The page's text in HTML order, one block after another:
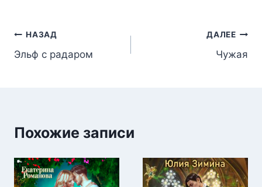
Навигация
по
НАЗАД
Эльф с радаром
ДАЛЕЕ
Чужая
Похожие записи